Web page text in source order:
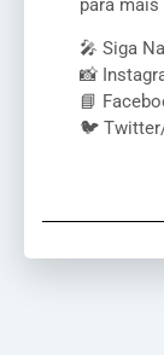
para
🎤 Siga
📸
📘
🐦